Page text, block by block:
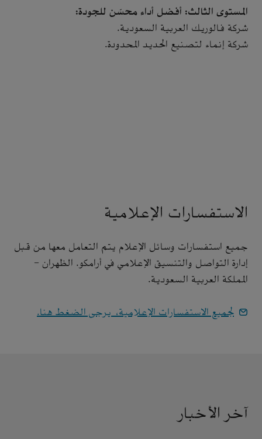
المستوى الثالث: أفضل أداء محسّن للجودة:
شركة فالوريك العربية السعودية.
شركة إنماء لتصنيع الحديد المحدودة.
الاستفسارات الإعلامية
جميع استفسارات وسائل الإعلام يتم التعامل معها من قبل
إدارة التواصل والتنسيق الإعلامي في أرامكو. الظهران -
المملكة العربية السعودية.
لجميع الاستفسارات الإعلامية، يرجى الضغط هنا.
آخر الأخبار